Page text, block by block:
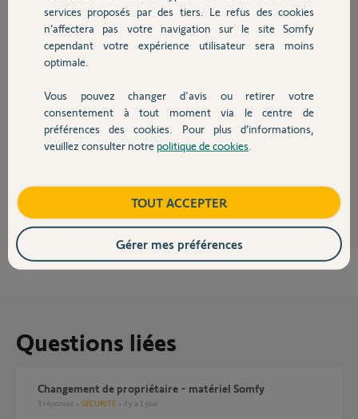
Autres produits
Devis avec un pro
Contact
Réponses
Bonjour Remy,
FAQ Myfox : Qui contacter lorsque je rencontre un problème avec mon
Bonne journée,
Questions liées
Changement de propriétaire - matériel Somfy
3 réponses SÉCURITÉ il y a 1 jour
services proposés par des tiers. Le refus des cookies
n’affectera pas votre navigation sur le site Somfy
cependant votre expérience utilisateur sera moins
optimale.
Vous pouvez changer d'avis ou retirer votre
consentement à tout moment via le centre de
préférences des cookies. Pour plus d’informations,
veuillez consulter notre politique de cookies
TOUT ACCEPTER
Gérer mes préférences